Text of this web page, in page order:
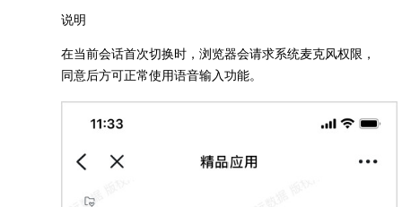
说明
在当前会话首次切换时，浏览器会请求系统麦克风权限，
同意后方可正常使用语音输入功能。